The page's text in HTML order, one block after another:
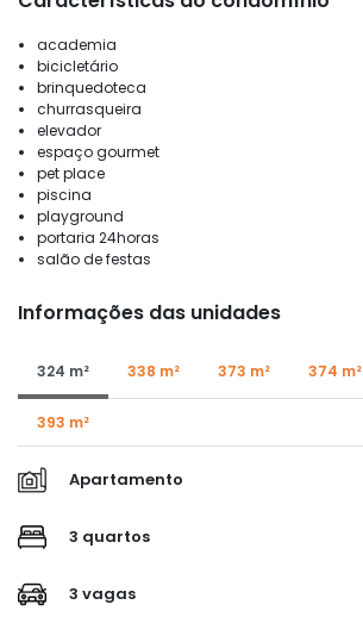
academia
bicicletário
brinquedoteca
churrasqueira
elevador
espaço gourmet
pet place
piscina
playground
portaria 24horas
salão de festas
Informações das unidades
324 m² 338 m² 373 m² 374 m²
393 m²
Apartamento
3 quartos
3 vagas